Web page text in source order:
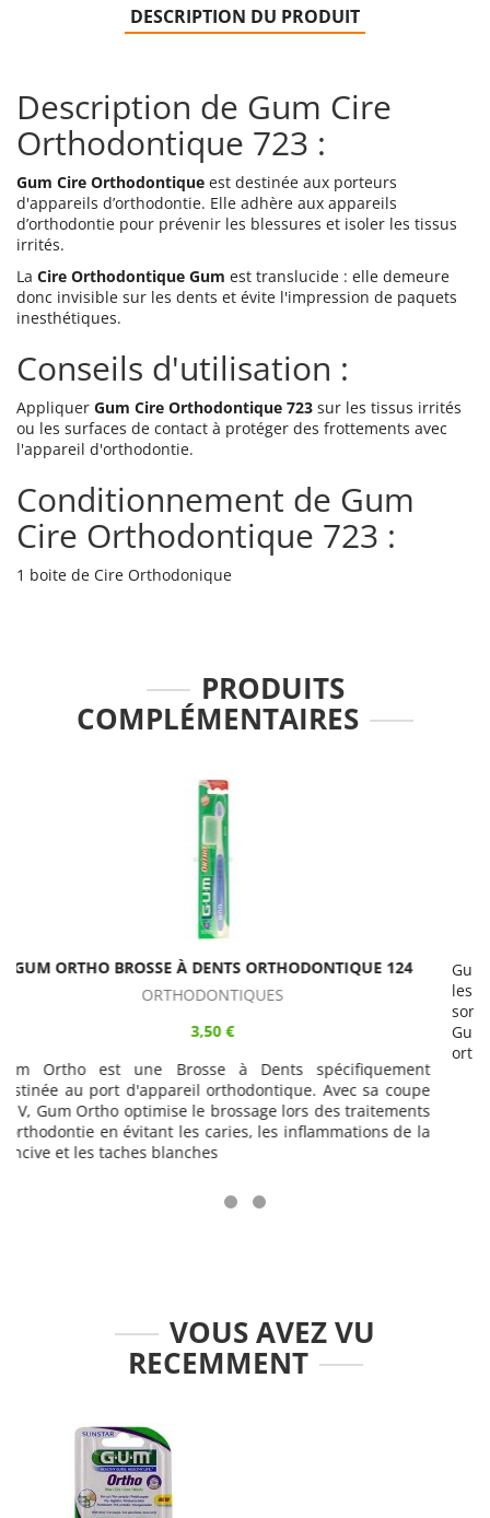
DESCRIPTION DU PRODUIT
Description de Gum Cire
Orthodontique 723 :
Gum Cire Orthodontique est destinée aux porteurs
d'appareils d’orthodontie. Elle adhère aux appareils
d’orthodontie pour prévenir les blessures et isoler les tissus
irrités.
La Cire Orthodontique Gum est translucide : elle demeure
donc invisible sur les dents et évite l'impression de paquets
inesthétiques.
Conseils d'utilisation :
Appliquer Gum Cire Orthodontique 723 sur les tissus irrités
ou les surfaces de contact à protéger des frottements avec
l'appareil d'orthodontie.
Conditionnement de Gum
Cire Orthodontique 723 :
1 boite de Cire Orthodonique
PRODUITS
COMPLÉMENTAIRES
GUM ORTHO DENTIFRICE 75ML
PROTECTION CARIES
3,95 €
Gum Ortho Dentifrice renforce l'émail des dents et protège
les gencives des adultes et enfants de plus de 7 ans. Avec
son goût frais menthe verte douce, le gel Dentifrice Ortho
Gum est spécialement conçu pour les porteurs d'appareils
VOUS AVEZ VU
RECEMMENT